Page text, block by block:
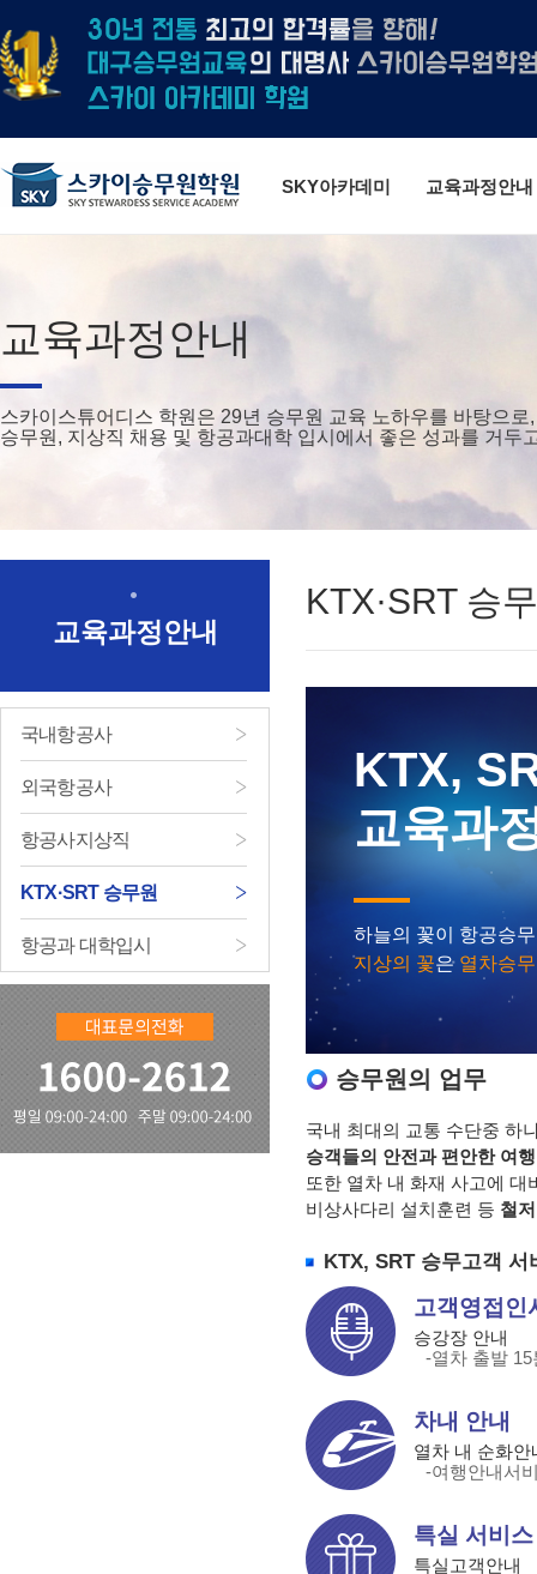
SKY아카데미 교육과정안내
교육과정안내
스카이스튜어디스 학원은 29년 승무원 교육 노하우를 바탕으로
승무원, 지상직 채용 및 항공과대학 입시에서 좋은 성과를 거두
교육과정안내
국내항공사
외국항공사
항공사지상직
KTX·SRT 승무원
항공과 대학입시
KTX·SRT 승
KTX,
교육과
하늘의 꽃이 항공승
지상의 꽃은 열차승
승무원의 업무
국내 최대의 교통 수단중 하
승객들의 안전과 편안한 여행
또한 열차 내 화재 사고에
비상사다리 설치훈련 등 철
KTX, SRT 승무고객 서
고객영접인
승강장 안내
-열차 출발
차내 안내
열차 내 순화안
-여행안내서
특실 서비스
특실고객안내